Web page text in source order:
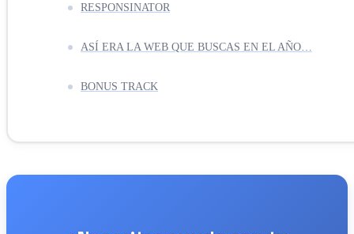
RESPONSINATOR
ASÍ ERA LA WEB QUE BUSCAS EN EL AÑO…
BONUS TRACK